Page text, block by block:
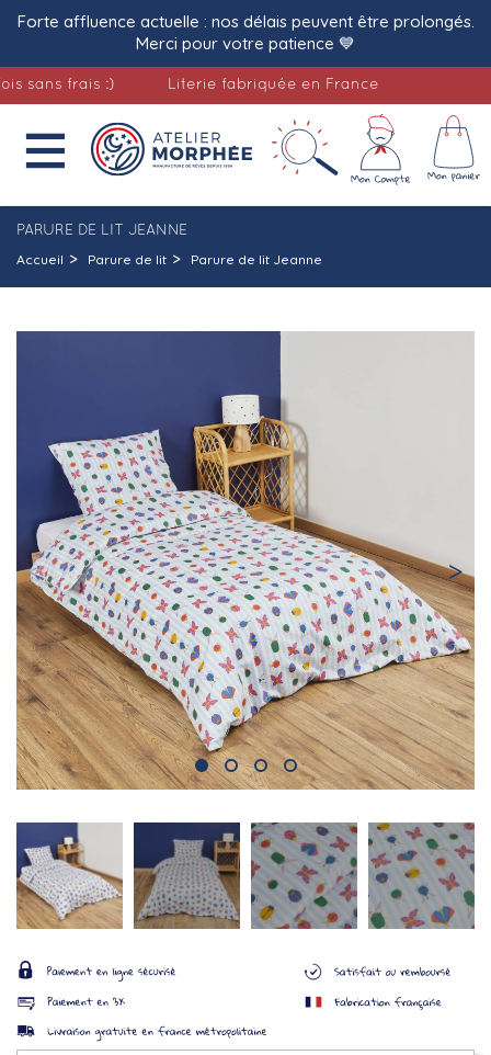
Forte affluence actuelle : nos délais peuvent être prolongés.
Merci pour votre patience 💙
frais :) Literie fabriquée en France

PARURE DE LIT JEANNE
Accueil Parure de lit Parure de lit Jeanne